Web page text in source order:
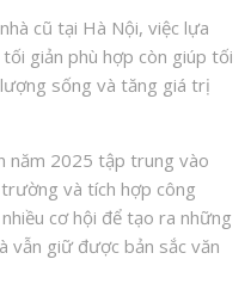
cũ tại Hà Nội, việc lựa
giản phù hợp còn giúp tối
sống và tăng giá trị
năm 2025 tập trung vào
và tích hợp công
cơ hội để tạo ra những
vẫn giữ được bản sắc văn